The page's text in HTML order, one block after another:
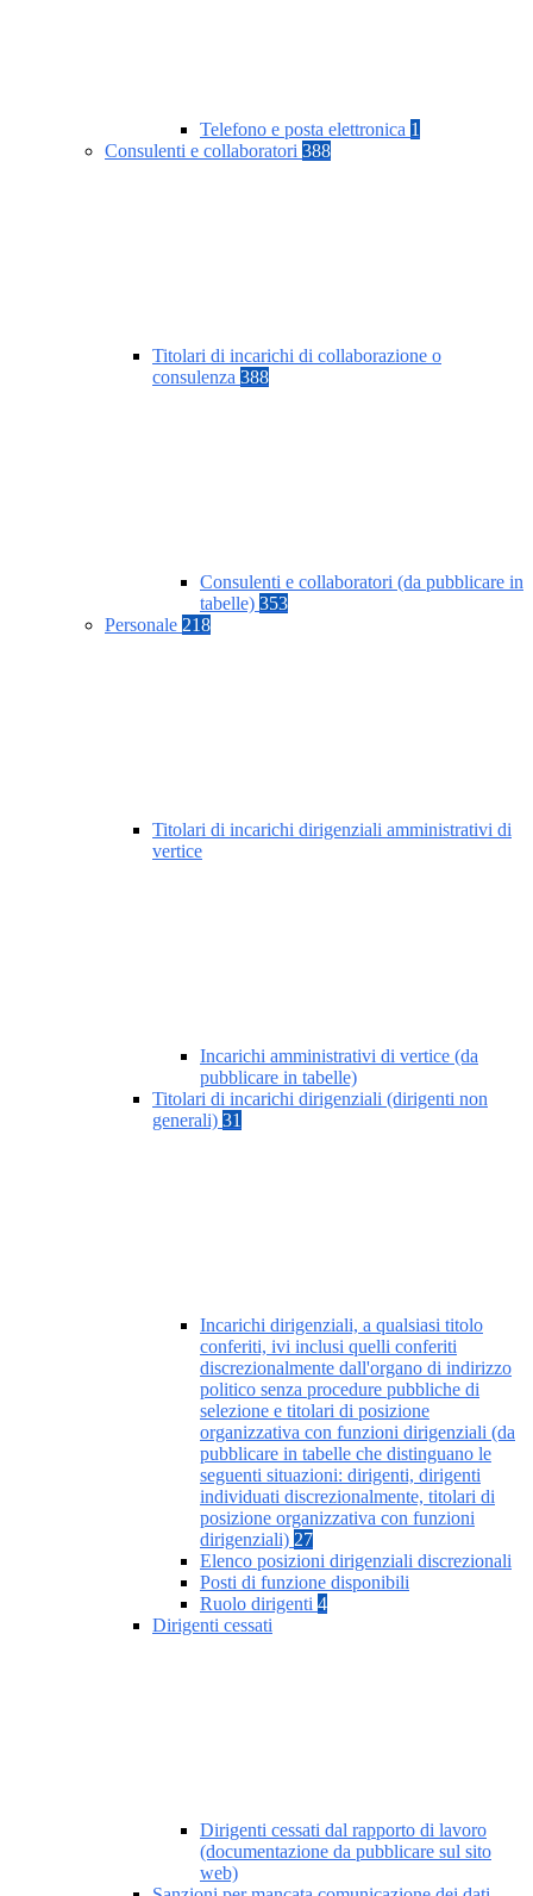
Telefono e posta elettronica 1
Consulenti e collaboratori 388
Titolari di incarichi di collaborazione o
consulenza 388
Consulenti e collaboratori (da pubblicare in
tabelle) 353
Personale 218
Titolari di incarichi dirigenziali amministrativi di
vertice
Incarichi amministrativi di vertice (da
pubblicare in tabelle)
Titolari di incarichi dirigenziali (dirigenti non
generali) 31
Incarichi dirigenziali, a qualsiasi titolo
conferiti, ivi inclusi quelli conferiti
discrezionalmente dall'organo di indirizzo
politico senza procedure pubbliche di
selezione e titolari di posizione
organizzativa con funzioni dirigenziali (da
pubblicare in tabelle che distinguano le
seguenti situazioni: dirigenti, dirigenti
individuati discrezionalmente, titolari di
posizione organizzativa con funzioni
dirigenziali) 27
Elenco posizioni dirigenziali discrezionali
Posti di funzione disponibili
Ruolo dirigenti 4
Dirigenti cessati
Dirigenti cessati dal rapporto di lavoro
(documentazione da pubblicare sul sito
web)